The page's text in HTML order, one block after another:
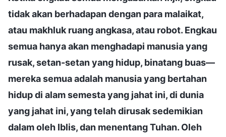
tidak akan berhadapan dengan para malaikat,
atau makhluk ruang angkasa, atau robot. Engkau
semua hanya akan menghadapi manusia yang
rusak, setan-setan yang hidup, binatang buas—
mereka semua adalah manusia yang bertahan
hidup di alam semesta yang jahat ini, di dunia
yang jahat ini, yang telah dirusak sedemikian
dalam oleh Iblis, dan menentang Tuhan. Oleh